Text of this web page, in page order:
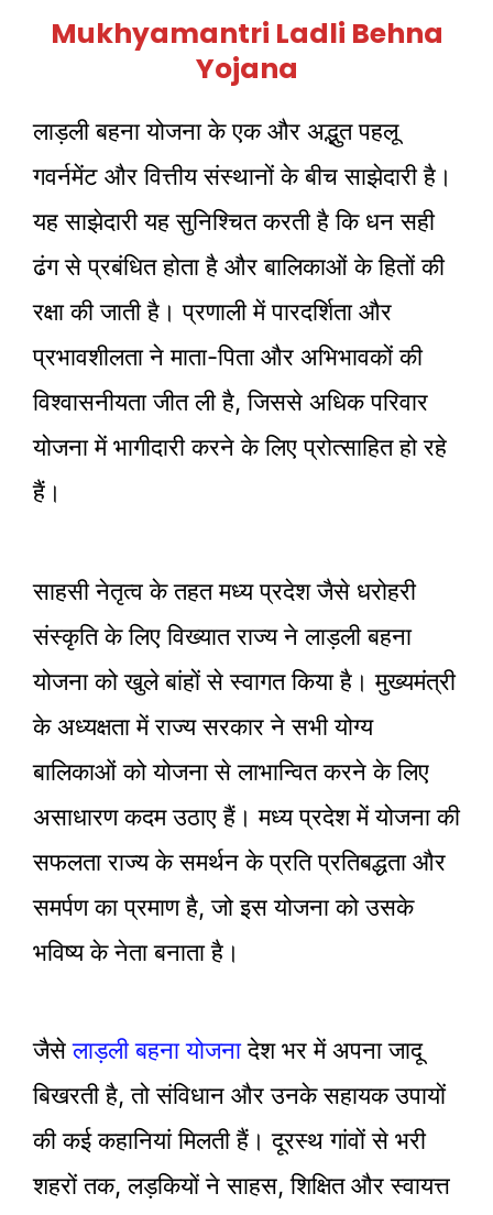
Mukhyamantri Ladli Behna
Yojana
लाड़ली बहना योजना के एक और अद्भुत पहलू
गवर्नमेंट और वित्तीय संस्थानों के बीच साझेदारी है।
यह साझेदारी यह सुनिश्चित करती है कि धन सही
ढंग से प्रबंधित होता है और बालिकाओं के हितों की
रक्षा की जाती है। प्रणाली में पारदर्शिता और
प्रभावशीलता ने माता-पिता और अभिभावकों की
विश्वासनीयता जीत ली है, जिससे अधिक परिवार
योजना में भागीदारी करने के लिए प्रोत्साहित हो रहे
हैं।
साहसी नेतृत्व के तहत मध्य प्रदेश जैसे धरोहरी
संस्कृति के लिए विख्यात राज्य ने लाड़ली बहना
योजना को खुले बांहों से स्वागत किया है। मुख्यमंत्री
के अध्यक्षता में राज्य सरकार ने सभी योग्य
बालिकाओं को योजना से लाभान्वित करने के लिए
असाधारण कदम उठाए हैं। मध्य प्रदेश में योजना की
सफलता राज्य के समर्थन के प्रति प्रतिबद्धता और
समर्पण का प्रमाण है, जो इस योजना को उसके
भविष्य के नेता बनाता है।
जैसेलाड़ली बहना योजनादेश भर में अपना जादू
बिखरती है, तो संविधान और उनके सहायक उपायों
की कई कहानियां मिलती हैं। दूरस्थ गांवों से भरी
शहरों तक, लड़कियों ने साहस, शिक्षित और स्वायत्त